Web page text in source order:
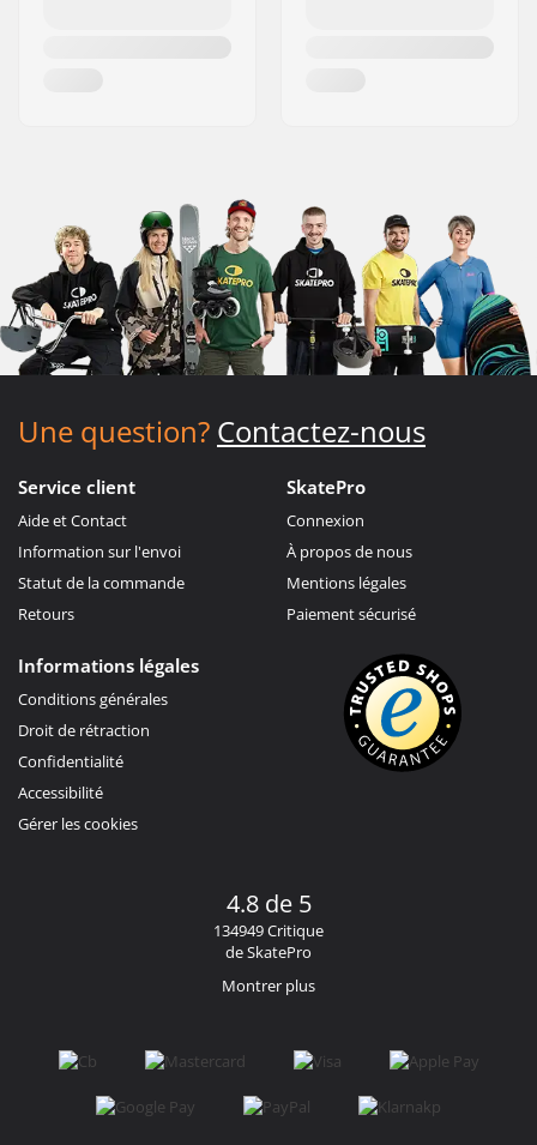
Une question? Contactez-nous
Service client
Aide et Contact
Information sur l'envoi
Statut de la commande
Retours
SkatePro
Connexion
À propos de nous
Mentions légales
Paiement sécurisé
Informations légales
Conditions générales
Droit de rétraction
Confidentialité
Accessibilité
Gérer les cookies
4.8 de 5
134949 Critique
de SkatePro
Montrer plus